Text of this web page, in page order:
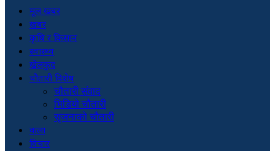
मूल खबर
खबर
कृषि र किसान
स्वास्थ्य
खेलकुद
चौतारी विशेष
चौतारी संवाद
भिडियो चौतारी
सृजनाको चौतारी
कला
विचार